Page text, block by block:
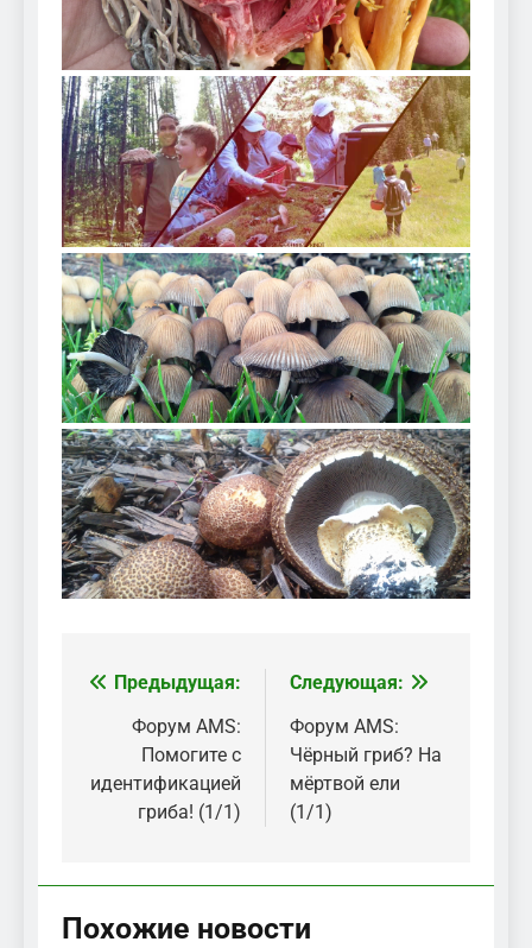
Навигация
записям
Предыдущая:
Форум AMS:
Помогите с
идентификацией
гриба! (1/1)
Следующая:
Форум AMS:
Чёрный гриб? На
мёртвой ели
(1/1)
Похожие новости